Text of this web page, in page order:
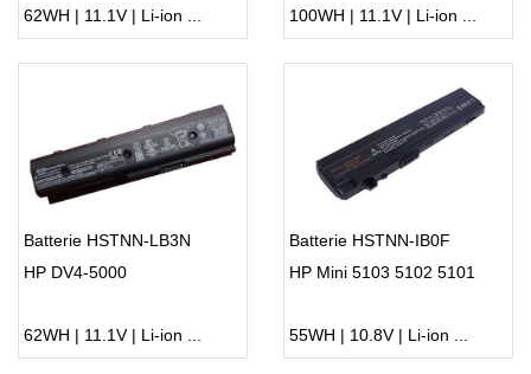
62WH | 11.1V | Li-ion ...
100WH | 11.1V | Li-ion ...
Batterie HSTNN-LB3N
HP DV4-5000
62WH | 11.1V | Li-ion ...
Batterie HSTNN-IB0F
HP Mini 5103 5102 5101
55WH | 10.8V | Li-ion ...